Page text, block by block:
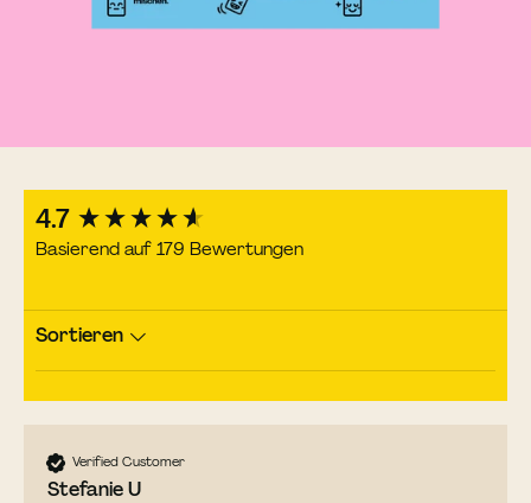
4.7
Basierend auf 179 Bewertungen
Sortieren
Verified Customer
Stefanie U